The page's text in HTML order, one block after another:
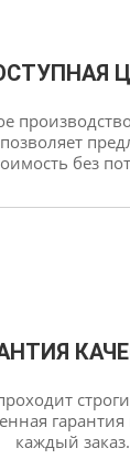
без
каждый заказ.